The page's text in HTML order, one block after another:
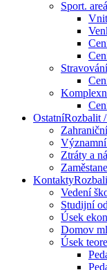
Sport.
Stravování
OstatníRozbalit
Ztráty a
Kontakty
Vedení
Studijní
Úsek
Domov
Úsek